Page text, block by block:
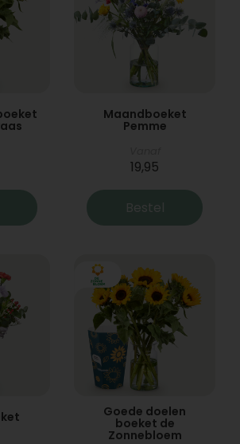
Maandboeket
Pemme
19,95
Bestel
Goede doelen
boeket de
Zonnebloem